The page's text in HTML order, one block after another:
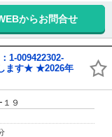
からお問合せ
1-009422302-
ます★ ★2026年
９